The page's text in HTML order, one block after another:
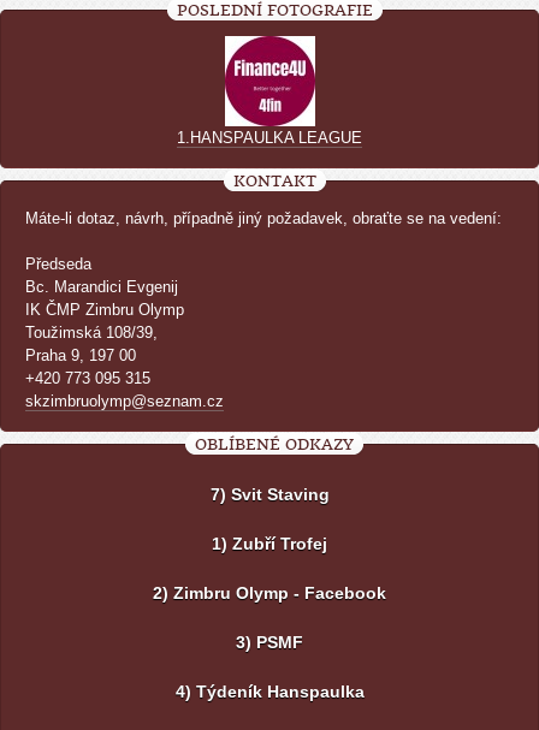
POSLEDNÍ FOTOGRAFIE
1.HANSPAULKA LEAGUE
KONTAKT
Máte-li dotaz, návrh, případně jiný požadavek, obraťte se na vedení:
Předseda
Bc. Marandici Evgenij
IK ČMP Zimbru Olymp
Toužimská 108/39,
Praha 9, 197 00
+420 773 095 315
skzimbruolymp@seznam.cz
OBLÍBENÉ ODKAZY
7) Svit Staving
1) Zubří Trofej
2) Zimbru Olymp - Facebook
3) PSMF
4) Týdeník Hanspaulka